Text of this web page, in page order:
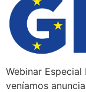
Webinar
veníamos